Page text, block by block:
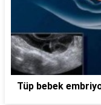
Tüp bebek